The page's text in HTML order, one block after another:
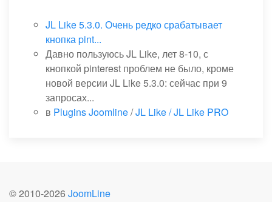
JL Like 5.3.0. Очень редко срабатывает
кнопка pint...
Давно пользуюсь JL Like, лет 8-10, с
кнопкой pinterest проблем не было, кроме
новой версии JL Like 5.3.0: сейчас при 9
запросах...
в Plugins Joomline/JL Like / JL Like PRO
© 2010-2026 JoomLine